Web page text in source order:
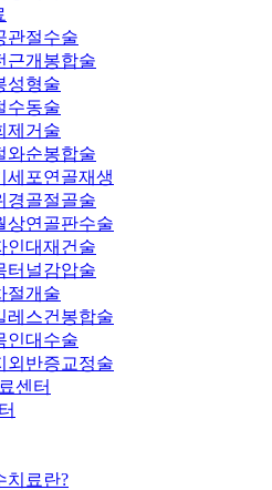
관절수술
근개봉합술
성형술
수동술
제거술
와순봉합술
세포연골재생
경골절골술
상연골판수술
인대재건술
터널감압술
절개술
레스건봉합술
인대수술
외반증교정술
센터
치료란?